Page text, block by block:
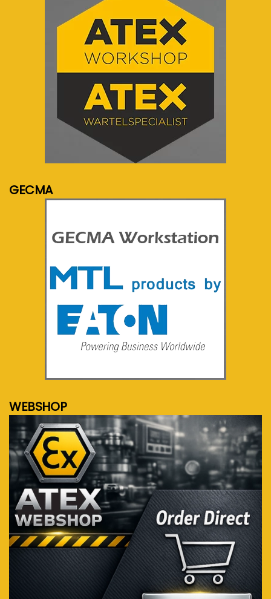
meer info...
GECMA
WEBSHOP